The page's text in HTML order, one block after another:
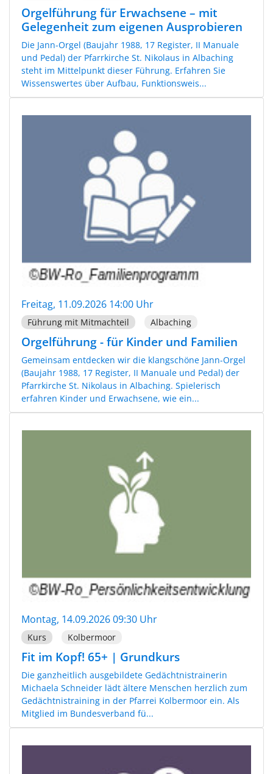
Orgelführung für Erwachsene – mit
Gelegenheit zum eigenen Ausprobieren
Die Jann-Orgel (Baujahr 1988, 17 Register, II Manuale
und Pedal) der Pfarrkirche St. Nikolaus in Albaching
steht im Mittelpunkt dieser Führung. Erfahren Sie
Wissenswertes über Aufbau, Funktionsweis...
Freitag, 11.09.2026 14:00 Uhr
Führung mit Mitmachteil Albaching
Orgelführung - für Kinder und Familien
Gemeinsam entdecken wir die klangschöne Jann-Orgel
(Baujahr 1988, 17 Register, II Manuale und Pedal) der
Pfarrkirche St. Nikolaus in Albaching. Spielerisch
erfahren Kinder und Erwachsene, wie ein...
Montag, 14.09.2026 09:30 Uhr
Kurs Kolbermoor
Fit im Kopf! 65+ | Grundkurs
Die ganzheitlich ausgebildete Gedächtnistrainerin
Michaela Schneider lädt ältere Menschen herzlich zum
Gedächtnistraining in der Pfarrei Kolbermoor ein. Als
Mitglied im Bundesverband fü...